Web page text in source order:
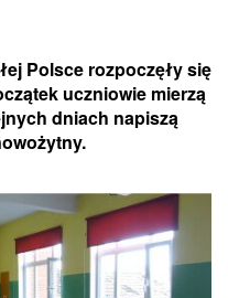
Polsce rozpoczęły się
uczniowie mierzą
dniach napiszą